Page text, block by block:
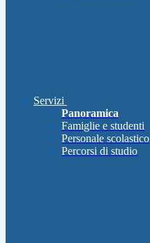
Servizi
Panoramica
Famiglie e studenti
Personale scolastico
Percorsi di studio